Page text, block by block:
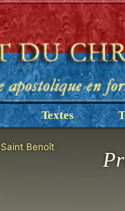
Textes
Saint Benoît